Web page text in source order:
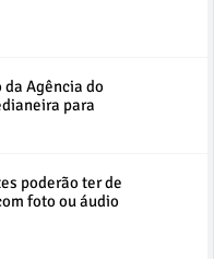
da Agência do
para
poderão ter de
foto ou áudio